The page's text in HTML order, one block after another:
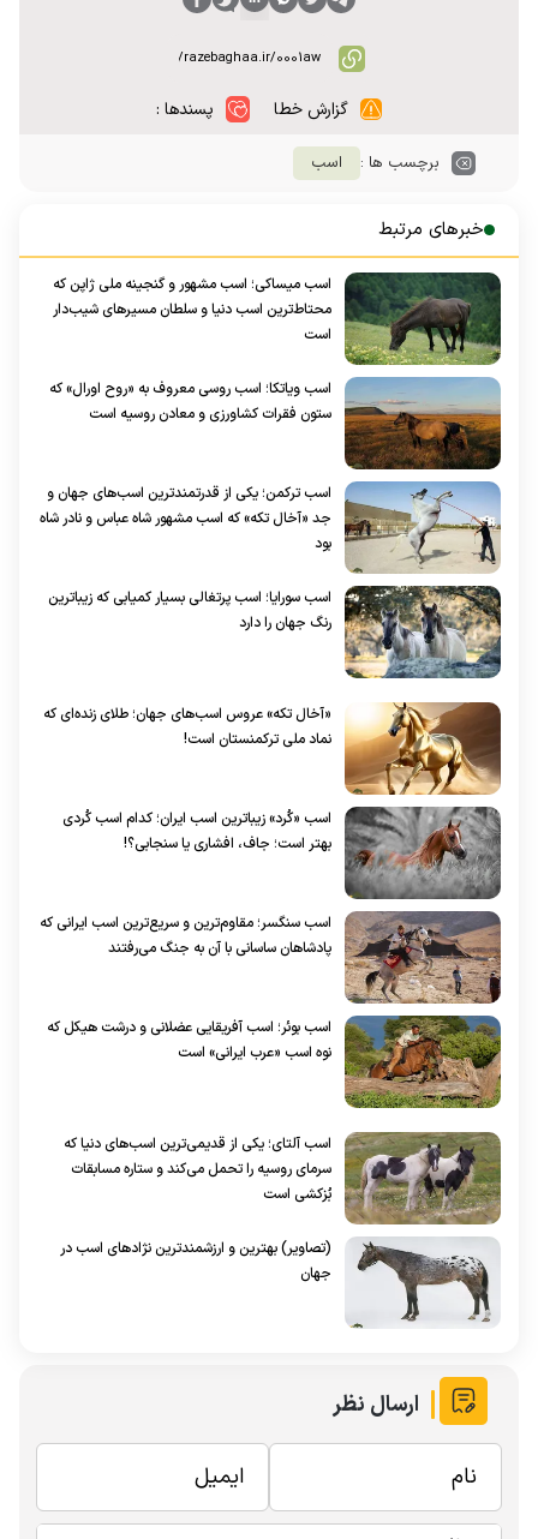
گزارش خطا پسندها :
برچسب ها : اسب
خبرهای مرتبط
اسب میساکی؛ اسب مشهور و گنجینه ملی ژاپن که
محتاط‌ترین اسب دنیا و سلطان مسیر‌های شیب‌دار
است
اسب ویاتکا؛ اسب روسی معروف به «روح اورال» که
ستون فقرات کشاورزی و معادن روسیه است
اسب ترکمن؛ یکی از قدرتمندترین اسب‌های جهان و
جد «آخال تکه» که اسب مشهور شاه عباس و نادر شاه
بود
اسب سورایا؛ اسب پرتغالی بسیار کمیابی که زیباترین
رنگ جهان را دارد
«آخال تکه» عروس اسب‌های جهان؛ طلای زنده‌ای که
نماد ملی ترکمنستان است!
اسب «کُرد» زیباترین اسب ایران؛ کدام اسب کُردی
بهتر است؛ جاف، افشاری یا سنجابی؟!
اسب سنگسر؛ مقاوم‌ترین و سریع‌ترین اسب ایرانی که
پادشاهان ساسانی با آن به جنگ می‌رفتند
اسب بوئر؛ اسب آفریقایی عضلانی و درشت هیکل که
نوه اسب «عرب ایرانی» است
اسب آلتای؛ یکی از قدیمی‌ترین اسب‌های دنیا که
سرمای روسیه را تحمل می‌کند و ستاره مسابقات
بُزکشی است
(تصاویر) بهترین و ارزشمندترین نژادهای اسب در
جهان
ارسال نظر